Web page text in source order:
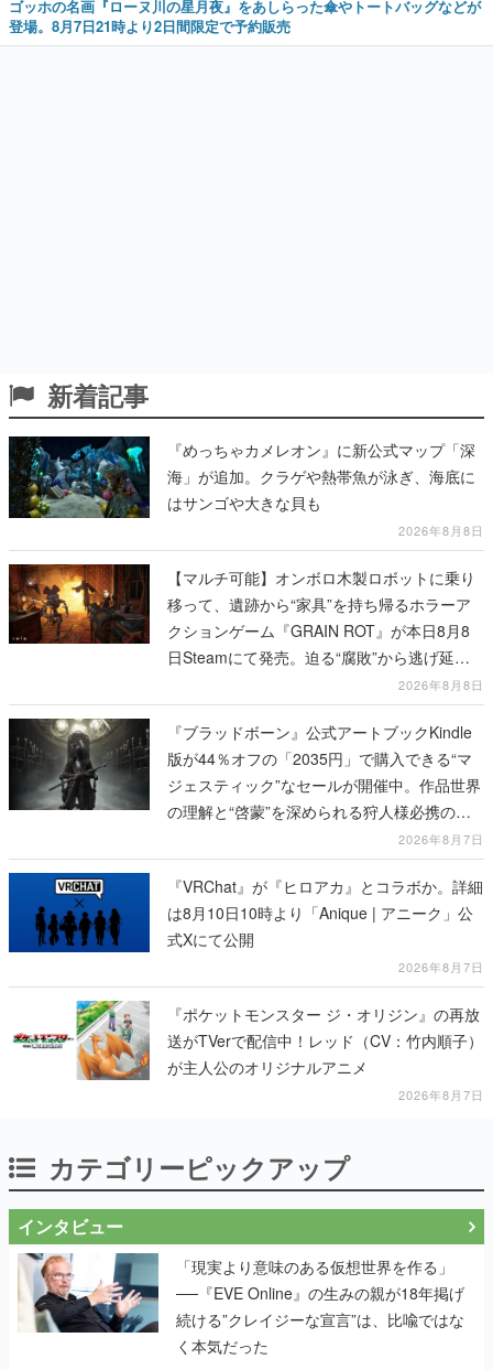
ゴッホの名画『ローヌ川の星月夜』をあしらった傘やトートバッグなどが
登場。8月7日21時より2日間限定で予約販売
新着記事
『めっちゃカメレオン』に新公式マップ「深
海」が追加。クラゲや熱帯魚が泳ぎ、海底に
はサンゴや大きな貝も
2026年8月8日
【マルチ可能】オンボロ木製ロボットに乗り
移って、遺跡から“家具”を持ち帰るホラーア
クションゲーム『GRAIN ROT』が本日8月8
日Steamにて発売。迫る“腐敗”から逃げ延
2026年8月8日
『ブラッドボーン』公式アートブックKindle
版が44％オフの「2035円」で購入できる“マ
ジェスティック”なセールが開催中。作品世界
の理解と“啓蒙”を深められる狩人様必携の一
2026年8月7日
『VRChat』が『ヒロアカ』とコラボか。詳細
は8月10日10時より「Anique | アニーク」公
式Xにて公開
2026年8月7日
『ポケットモンスター ジ・オリジン』の再放
送がTVerで配信中！レッド（CV：竹内順子）
が主人公のオリジナルアニメ
2026年8月7日
カテゴリーピックアップ
インタビュー
「現実より意味のある仮想世界を作る」
──『EVE Online』の生みの親が18年掲げ
続ける”クレイジーな宣言”は、比喩ではな
く本気だった